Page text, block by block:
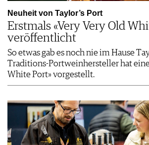
Neuheit von Taylor’s Port
Erstmals «Very Very Old
veröffentlicht
So etwas gab es noch nie im Hause
Traditions-Portweinhersteller hat
White Port» vorgestellt.